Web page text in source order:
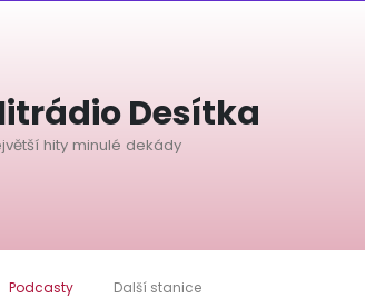
Desítka
hity minulé dekády
Podcasty Další stanice